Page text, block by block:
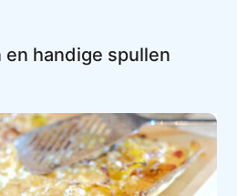
handige spullen